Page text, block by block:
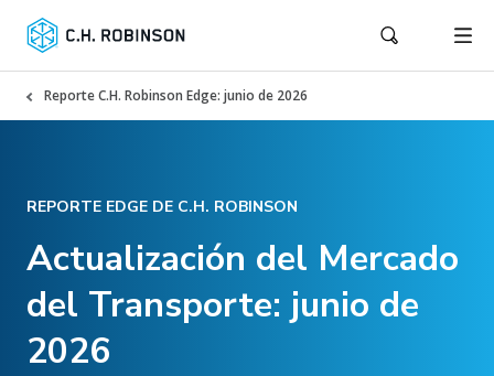
Reporte C.H. Robinson Edge: junio de 2026
REPORTE EDGE DE C.H. ROBINSON
Actualización del Mercado
del Transporte: junio de
2026